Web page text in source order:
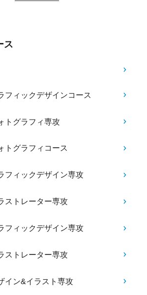
ス
フィックデザインコース
トグラフィ専攻
トグラフィコース
フィックデザイン専攻
ストレーター専攻
フィックデザイン専攻
ストレーター専攻
イン&イラスト専攻